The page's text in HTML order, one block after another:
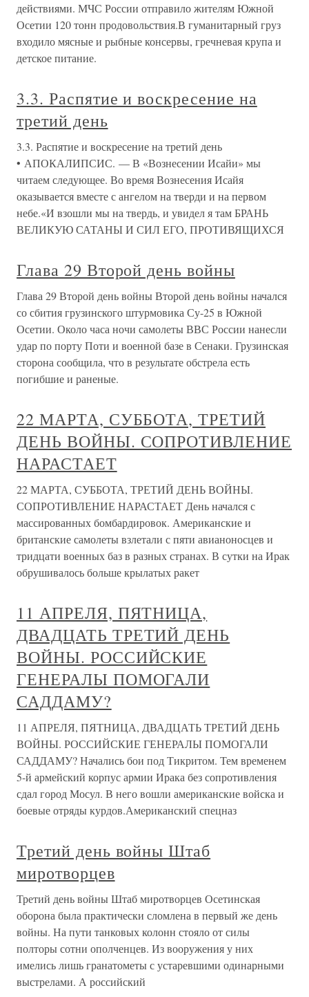
действиями. МЧС России отправило жителям Южной
Осетии 120 тонн продовольствия.В гуманитарный груз
входило мясные и рыбные консервы, гречневая крупа и
детское питание.
3.3. Распятие и воскресение на
третий день
3.3. Распятие и воскресение на третий день
• АПОКАЛИПСИС. — В «Вознесении Исайи» мы
читаем следующее. Во время Вознесения Исайя
оказывается вместе с ангелом на тверди и на первом
небе.«И взошли мы на твердь, и увидел я там БРАНЬ
ВЕЛИКУЮ САТАНЫ И СИЛ ЕГО, ПРОТИВЯЩИХСЯ
Глава 29 Второй день войны
Глава 29 Второй день войны Второй день войны начался
со сбития грузинского штурмовика Су-25 в Южной
Осетии. Около часа ночи самолеты ВВС России нанесли
удар по порту Поти и военной базе в Сенаки. Грузинская
сторона сообщила, что в результате обстрела есть
погибшие и раненые.
22 МАРТА, СУББОТА, ТРЕТИЙ
ДЕНЬ ВОЙНЫ. СОПРОТИВЛЕНИЕ
НАРАСТАЕТ
22 МАРТА, СУББОТА, ТРЕТИЙ ДЕНЬ ВОЙНЫ.
СОПРОТИВЛЕНИЕ НАРАСТАЕТ День начался с
массированных бомбардировок. Американские и
британские самолеты взлетали с пяти авианоносцев и
тридцати военных баз в разных странах. В сутки на Ирак
обрушивалось больше крылатых ракет
11 АПРЕЛЯ, ПЯТНИЦА,
ДВАДЦАТЬ ТРЕТИЙ ДЕНЬ
ВОЙНЫ. РОССИЙСКИЕ
ГЕНЕРАЛЫ ПОМОГАЛИ
САДДАМУ?
11 АПРЕЛЯ, ПЯТНИЦА, ДВАДЦАТЬ ТРЕТИЙ ДЕНЬ
ВОЙНЫ. РОССИЙСКИЕ ГЕНЕРАЛЫ ПОМОГАЛИ
САДДАМУ? Начались бои под Тикритом. Тем временем
5-й армейский корпус армии Ирака без сопротивления
сдал город Мосул. В него вошли американские войска и
боевые отряды курдов.Американский спецназ
Третий день войны Штаб
миротворцев
Третий день войны Штаб миротворцев Осетинская
оборона была практически сломлена в первый же день
войны. На пути танковых колонн стояло от силы
полторы сотни ополченцев. Из вооружения у них
имелись лишь гранатометы с устаревшими одинарными
выстрелами. А российский